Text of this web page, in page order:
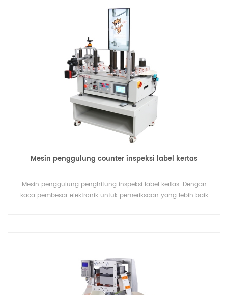
Mesin penggulung counter inspeksi label kertas
Mesin penggulung penghitung inspeksi label kertas. Dengan
kaca pembesar elektronik untuk pemeriksaan yang lebih baik